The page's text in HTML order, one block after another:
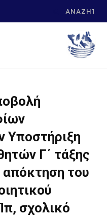
Search
Υποστήριξη
Γ΄ τάξης
απόκτηση του
σχολικό